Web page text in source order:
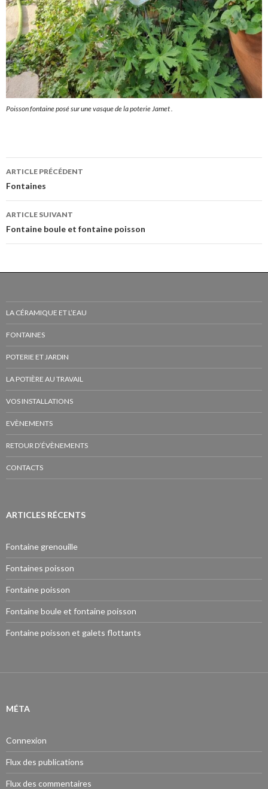
Poisson fontaine posé sur une vasque de la poterie Jamet .
Navigation
des
articles
ARTICLE PRÉCÉDENT
Fontaines
ARTICLE SUIVANT
Fontaine boule et fontaine poisson
LA CÉRAMIQUE ET L’EAU
FONTAINES
POTERIE ET JARDIN
LA POTIÈRE AU TRAVAIL
VOS INSTALLATIONS
EVÈNEMENTS
RETOUR D’ÉVÈNEMENTS
CONTACTS
ARTICLES RÉCENTS
Fontaine grenouille
Fontaines poisson
Fontaine poisson
Fontaine boule et fontaine poisson
Fontaine poisson et galets flottants
MÉTA
Connexion
Flux des publications
Flux des commentaires